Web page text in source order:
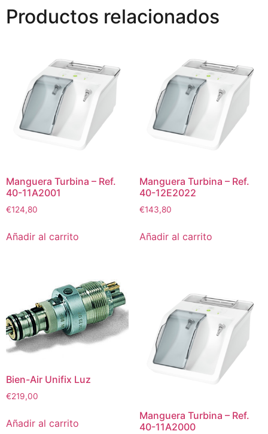
Productos relacionados
Manguera Turbina – Ref.
40-11A2001
€124,80
Añadir al carrito
Manguera Turbina – Ref.
40-12E2022
€143,80
Añadir al carrito
Bien-Air Unifix Luz
€219,00
Añadir al carrito
Manguera Turbina – Ref.
40-11A2000